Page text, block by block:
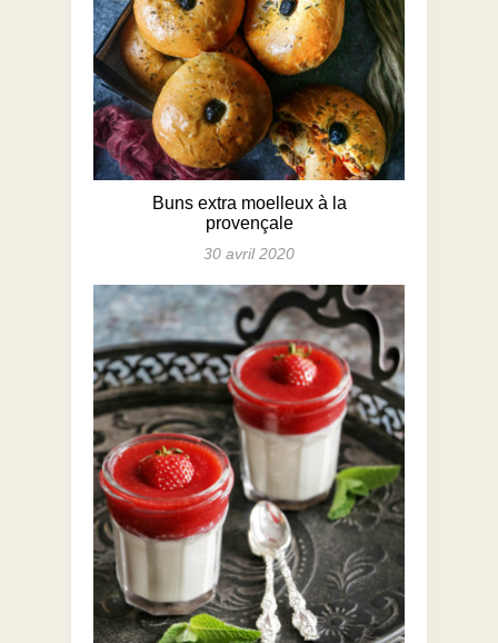
Buns extra moelleux à la
provençale
30 avril 2020